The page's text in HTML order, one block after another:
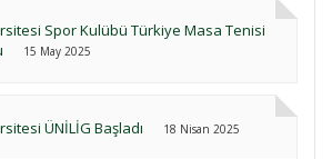
Spor Kulübü Türkiye Masa Tenisi
15 May 2025
ÜNİLİG Başladı 18 Nisan 2025